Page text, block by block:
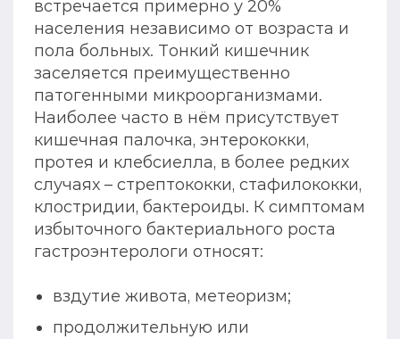
встречается примерно у 20%
населения независимо от возраста и
пола больных. Тонкий кишечник
заселяется преимущественно
патогенными микроорганизмами.
Наиболее часто в нём присутствует
кишечная палочка, энтерококки,
протея и клебсиелла, в более редких
случаях – стрептококки, стафилококки,
клостридии, бактероиды. К симптомам
избыточного бактериального роста
гастроэнтерологи относят:
вздутие живота, метеоризм;
продолжительную или